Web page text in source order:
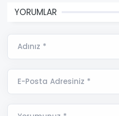
YORUMLAR
Adınız *
E-Posta Adresiniz *